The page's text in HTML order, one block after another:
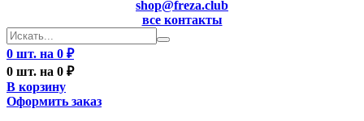
shop@freza.club
все контакты
0 шт. на 0 ₽
0 шт. на 0 ₽
В корзину
Оформить заказ